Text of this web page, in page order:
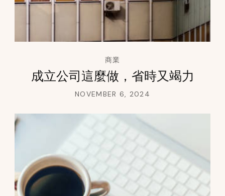
商業
成立公司這麼做，省時又竭力
NOVEMBER 6, 2024